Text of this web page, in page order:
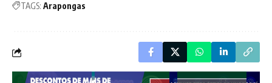
TAGS: Arapongas